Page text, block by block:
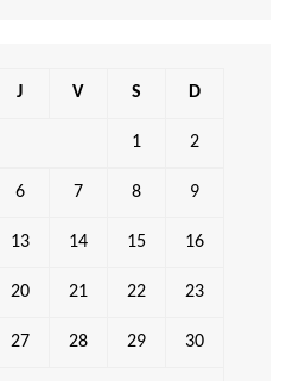
J V S D
1 2
6 7 8 9
13 14 15 16
20 21 22 23
27 28 29 30